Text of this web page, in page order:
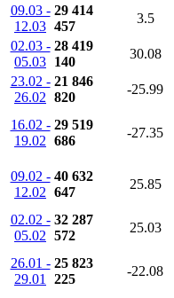
09.03 -
12.03
29 414
457
3.5
02.03 -
05.03
28 419
140
30.08
23.02 -
26.02
21 846
820
-25.99
16.02 -
19.02
29 519
686
-27.35
09.02 -
12.02
40 632
647
25.85
02.02 -
05.02
32 287
572
25.03
26.01 -
29.01
25 823
225
-22.08